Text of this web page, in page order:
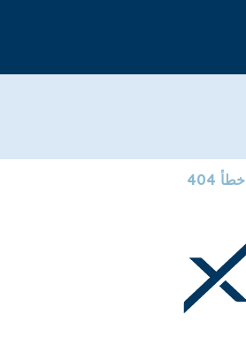
خطأ 404